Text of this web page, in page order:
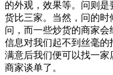
的外观，效果等。问则
货比三家。当然，问的
问，而一些炒货的商家
信息对我们起不到丝毫
满意后我们便可以找一
商家谈单了。